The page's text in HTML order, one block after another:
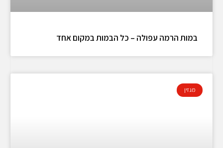
במות הרמה עפולה – כל הבמות במקום אחד
מגזין